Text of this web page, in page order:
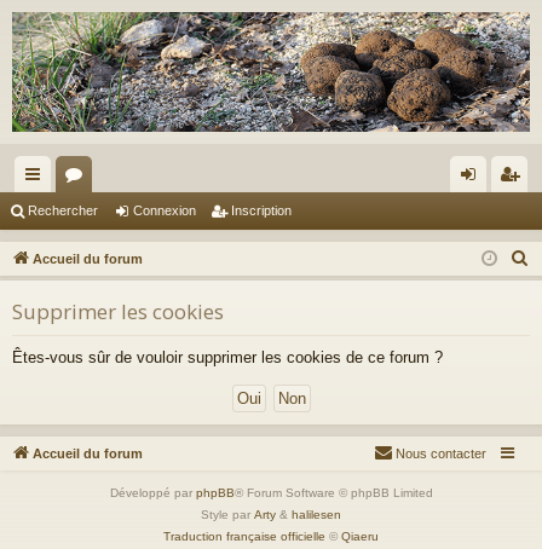
ac
co
ur
ci
s
or
u
m
s
ne
xi
cri
pti
Rechercher Connexion Inscription
Accueil du forum
e
Supprimer les cookies
Êtes-vous sûr de vouloir supprimer les cookies de ce forum ?
Accueil du forum Nous contacter
Développé par phpBB® Forum Software © phpBB Limited
Style par Arty & halilesen
Traduction française officielle © Qiaeru